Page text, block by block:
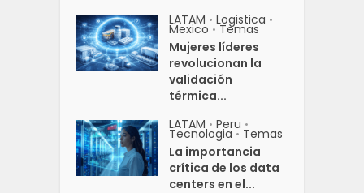
LATAM • Logistica •
Mexico • Temas
Mujeres líderes
revolucionan la
validación
térmica...
LATAM • Peru •
Tecnologia • Temas
La importancia
crítica de los data
centers en el...